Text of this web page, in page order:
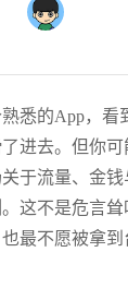
悉的App，看
进去。但你
于流量、金
这不是危言
最不愿被拿